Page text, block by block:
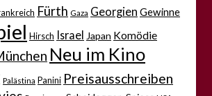
Fürth Gaza Georgien Gewinne
Hirsch Israel Japan Komödie
Neu im Kino
Palästina Panini Preisausschreiben